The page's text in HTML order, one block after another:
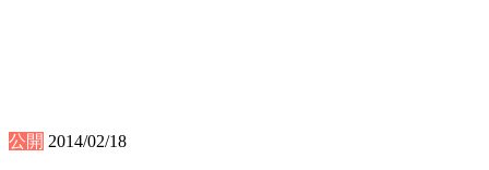
公開 2014/02/18